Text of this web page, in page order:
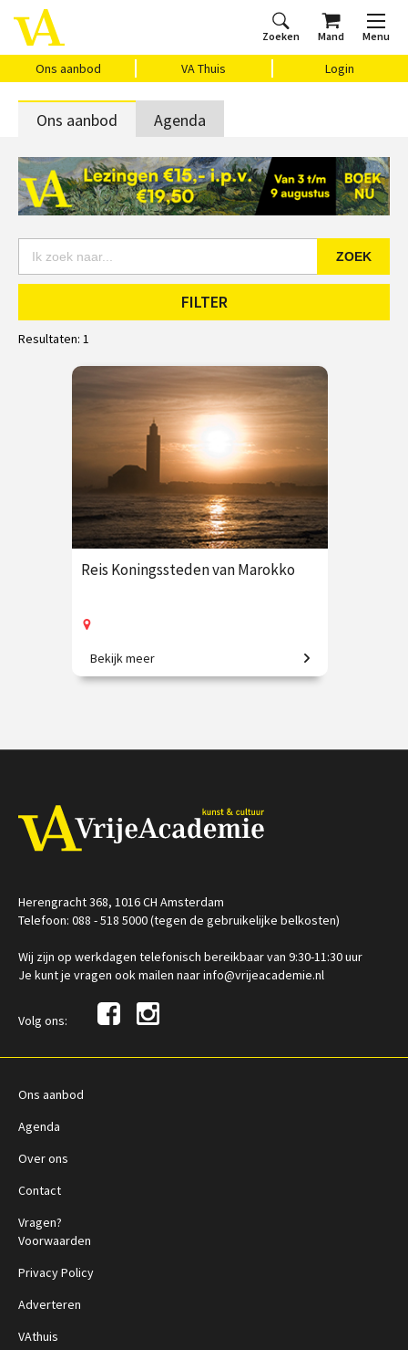
Zoeken Mand Menu
Ons aanbod VA Thuis Login
Home
Ons aanbod
Agenda
VAthuis
Over ons
Vragen?
Cadeaubon
Ons aanbod Agenda
ZOEK
FILTER
Resultaten: 1
Reis Koningssteden van Marokko
9-daagse vliegreis o.l.v. Krzysztof
Dobrowolski-Onclin
Bekijk meer
Herengracht 368, 1016 CH Amsterdam
Telefoon: 088 - 518 5000 (tegen de gebruikelijke belkosten)
Wij zijn op werkdagen telefonisch bereikbaar van 9:30-11:30 uur
Je kunt je vragen ook mailen naar info@vrijeacademie.nl
Volg ons:
Ons aanbod
Agenda
Over ons
Contact
Vragen?
Voorwaarden
Privacy Policy
Adverteren
VAthuis